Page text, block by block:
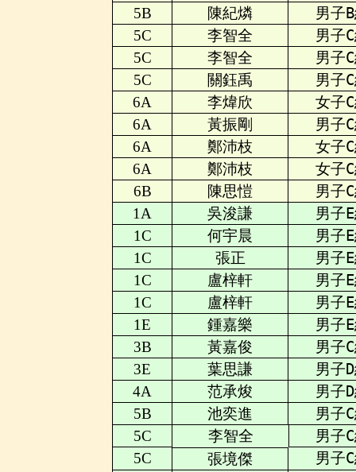
5B
陳紀燐
男子
5C
李智全
男子
5C
李智全
男子
5C
關鈺禹
男子
6A
李煒欣
女子
6A
黃振剛
男子
6A
鄭沛枝
女子
6A
鄭沛枝
女子
6B
陳思愷
男子
1A
吳浚謙
男子
1C
何宇晨
男子
1C
張正
男子
1C
盧梓軒
男子
1C
盧梓軒
男子
1E
鍾嘉樂
男子
3B
黃嘉俊
男子
3E
葉思謙
男子
4A
范承焌
男子
5B
池奕進
男子
5C
李智全
男子
5C
張境傑
男子